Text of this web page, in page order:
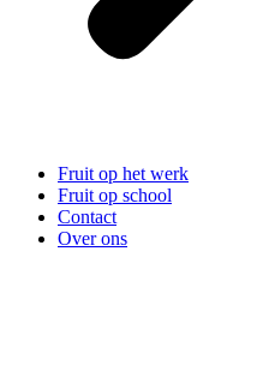
Fruit op het werk
Fruit op school
Contact
Over ons